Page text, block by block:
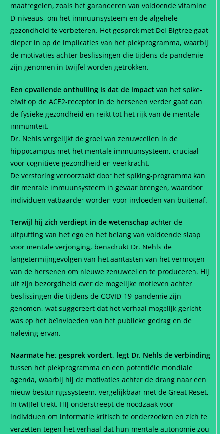
maatregelen, zoals het garanderen van voldoende vitamine
D-niveaus, om het immuunsysteem en de algehele
gezondheid te verbeteren. Het gesprek met Del Bigtree gaat
dieper in op de implicaties van het piekprogramma, waarbij
de motivaties achter beslissingen die tijdens de pandemie
zijn genomen in twijfel worden getrokken.
Een opvallende onthulling is dat de impact van het spike-
eiwit op de ACE2-receptor in de hersenen verder gaat dan
de fysieke gezondheid en reikt tot het rijk van de mentale
immuniteit.
Dr. Nehls vergelijkt de groei van zenuwcellen in de
hippocampus met het mentale immuunsysteem, cruciaal
voor cognitieve gezondheid en veerkracht.
De verstoring veroorzaakt door het spiking-programma kan
dit mentale immuunsysteem in gevaar brengen, waardoor
individuen vatbaarder worden voor invloeden van buitenaf.
Terwijl hij zich verdiept in de wetenschap achter de
uitputting van het ego en het belang van voldoende slaap
voor mentale verjonging, benadrukt Dr. Nehls de
langetermijngevolgen van het aantasten van het vermogen
van de hersenen om nieuwe zenuwcellen te produceren. Hij
uit zijn bezorgdheid over de mogelijke motieven achter
beslissingen die tijdens de COVID-19-pandemie zijn
genomen, wat suggereert dat het verhaal mogelijk gericht
was op het beïnvloeden van het publieke gedrag en de
naleving ervan.
Naarmate het gesprek vordert, legt Dr. Nehls de verbinding
tussen het piekprogramma en een potentiële mondiale
agenda, waarbij hij de motivaties achter de drang naar een
nieuw besturingssysteem, vergelijkbaar met de Great Reset,
in twijfel trekt. Hij onderstreept de noodzaak voor
individuen om informatie kritisch te onderzoeken en zich te
verzetten tegen het verhaal dat hun mentale autonomie zou